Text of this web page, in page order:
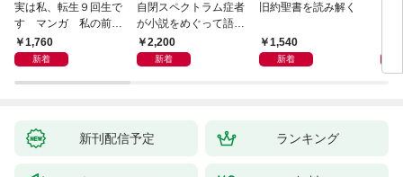
実は私、転生９回生で
す マンガ 私の前世
物語1,760
新着
自閉スペクトラム症者
が小説をめぐって語り
あう2,200
新着
旧約聖書を読み解く
1,540
新着
新刊配信予定 ランキング